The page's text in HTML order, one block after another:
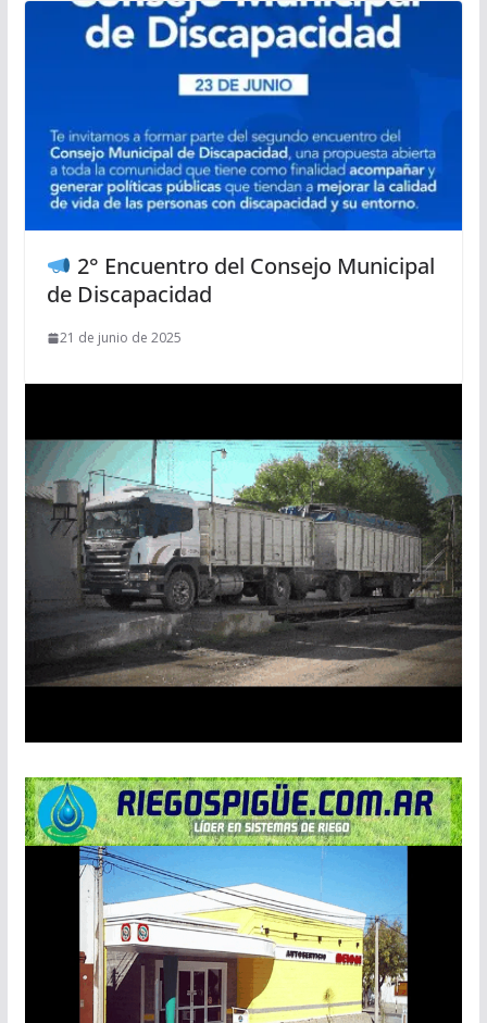
2° Encuentro del Consejo Municipal
de Discapacidad
21 de junio de 2025